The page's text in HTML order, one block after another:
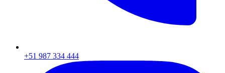
+51 987 334 444